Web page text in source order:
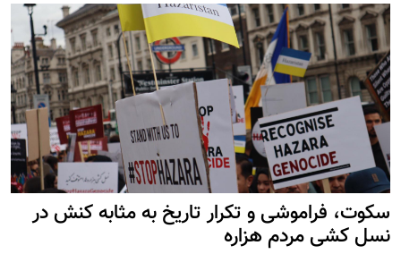
سکوت، فراموشی و تکرار تاريخ به مثابه کنش در
نسل کشی مردم هزاره